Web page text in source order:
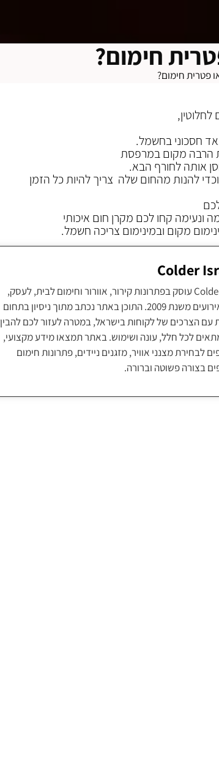
חימום?
פטרית חימום?
הרבה מקום במרפסת
אותה לחורף הבא.
לכל כיוון וכדי להנות מהחום שלה צריך להיות כל הזמן
ונעימה קחו לכם מקרן חום איכותי
מקום ובמינימום צריכה חשמל.
צוות Colder Israel עוסק בפתרונות קירור, אוורור וחימום לבית, לעסק,
לתעשייה ולאירועים משנת 2009. התוכן באתר נכתב מתוך ניסיון בתחום
עם הצרכים של לקוחות בישראל, במטרה לעזור לכם להבין
לכל חלל, עונה ושימוש. באתר תמצאו מידע מקצועי,
לבחירת מצנני אוויר, מזגנים ניידים, פתרונות חימום
בצורה פשוטה וברורה.